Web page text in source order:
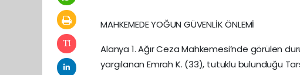
MAHKEMEDE YOĞUN GÜVENLİK ÖNLEMİ
Alanya 1. Ağır Ceza Mahkemesi’nde görülen
yargılanan Emrah K. (33), tutuklu bulunduğu